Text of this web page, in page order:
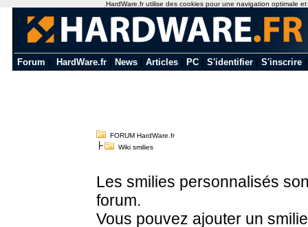
Forum HardWare.fr News Articles PC S'identifier S'inscrire
FORUM HardWare.fr
Wiki smilies
Les smilies personnalisés
forum.
Vous pouvez ajouter un
HardWare.fr utilise des cookies pour une navigation optimale